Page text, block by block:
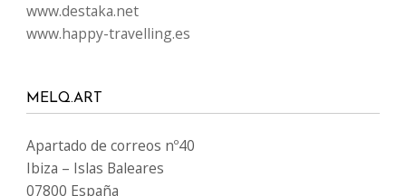
www.destaka.net
www.happy-travelling.es
MELQ.ART
Apartado de correos nº40
Ibiza – Islas Baleares
07800 España